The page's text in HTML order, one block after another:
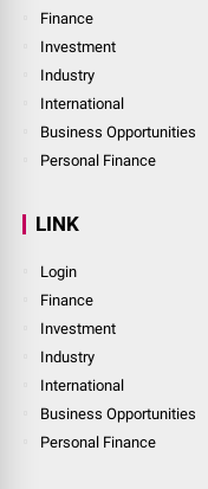
Finance
Investment
Industry
International
Business Opportunities
Personal Finance
LINK
Login
Finance
Investment
Industry
International
Business Opportunities
Personal Finance